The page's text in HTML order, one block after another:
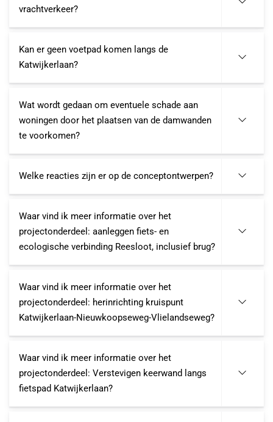
vrachtverkeer?
Kan er geen voetpad komen langs de
Katwijkerlaan?
Wat wordt gedaan om eventuele schade aan
woningen door het plaatsen van de damwanden
te voorkomen?
Welke reacties zijn er op de conceptontwerpen?
Waar vind ik meer informatie over het
projectonderdeel: aanleggen fiets- en
ecologische verbinding Reesloot, inclusief brug?
Waar vind ik meer informatie over het
projectonderdeel: herinrichting kruispunt
Katwijkerlaan-Nieuwkoopseweg-Vlielandseweg?
Waar vind ik meer informatie over het
projectonderdeel: Verstevigen keerwand langs
fietspad Katwijkerlaan?